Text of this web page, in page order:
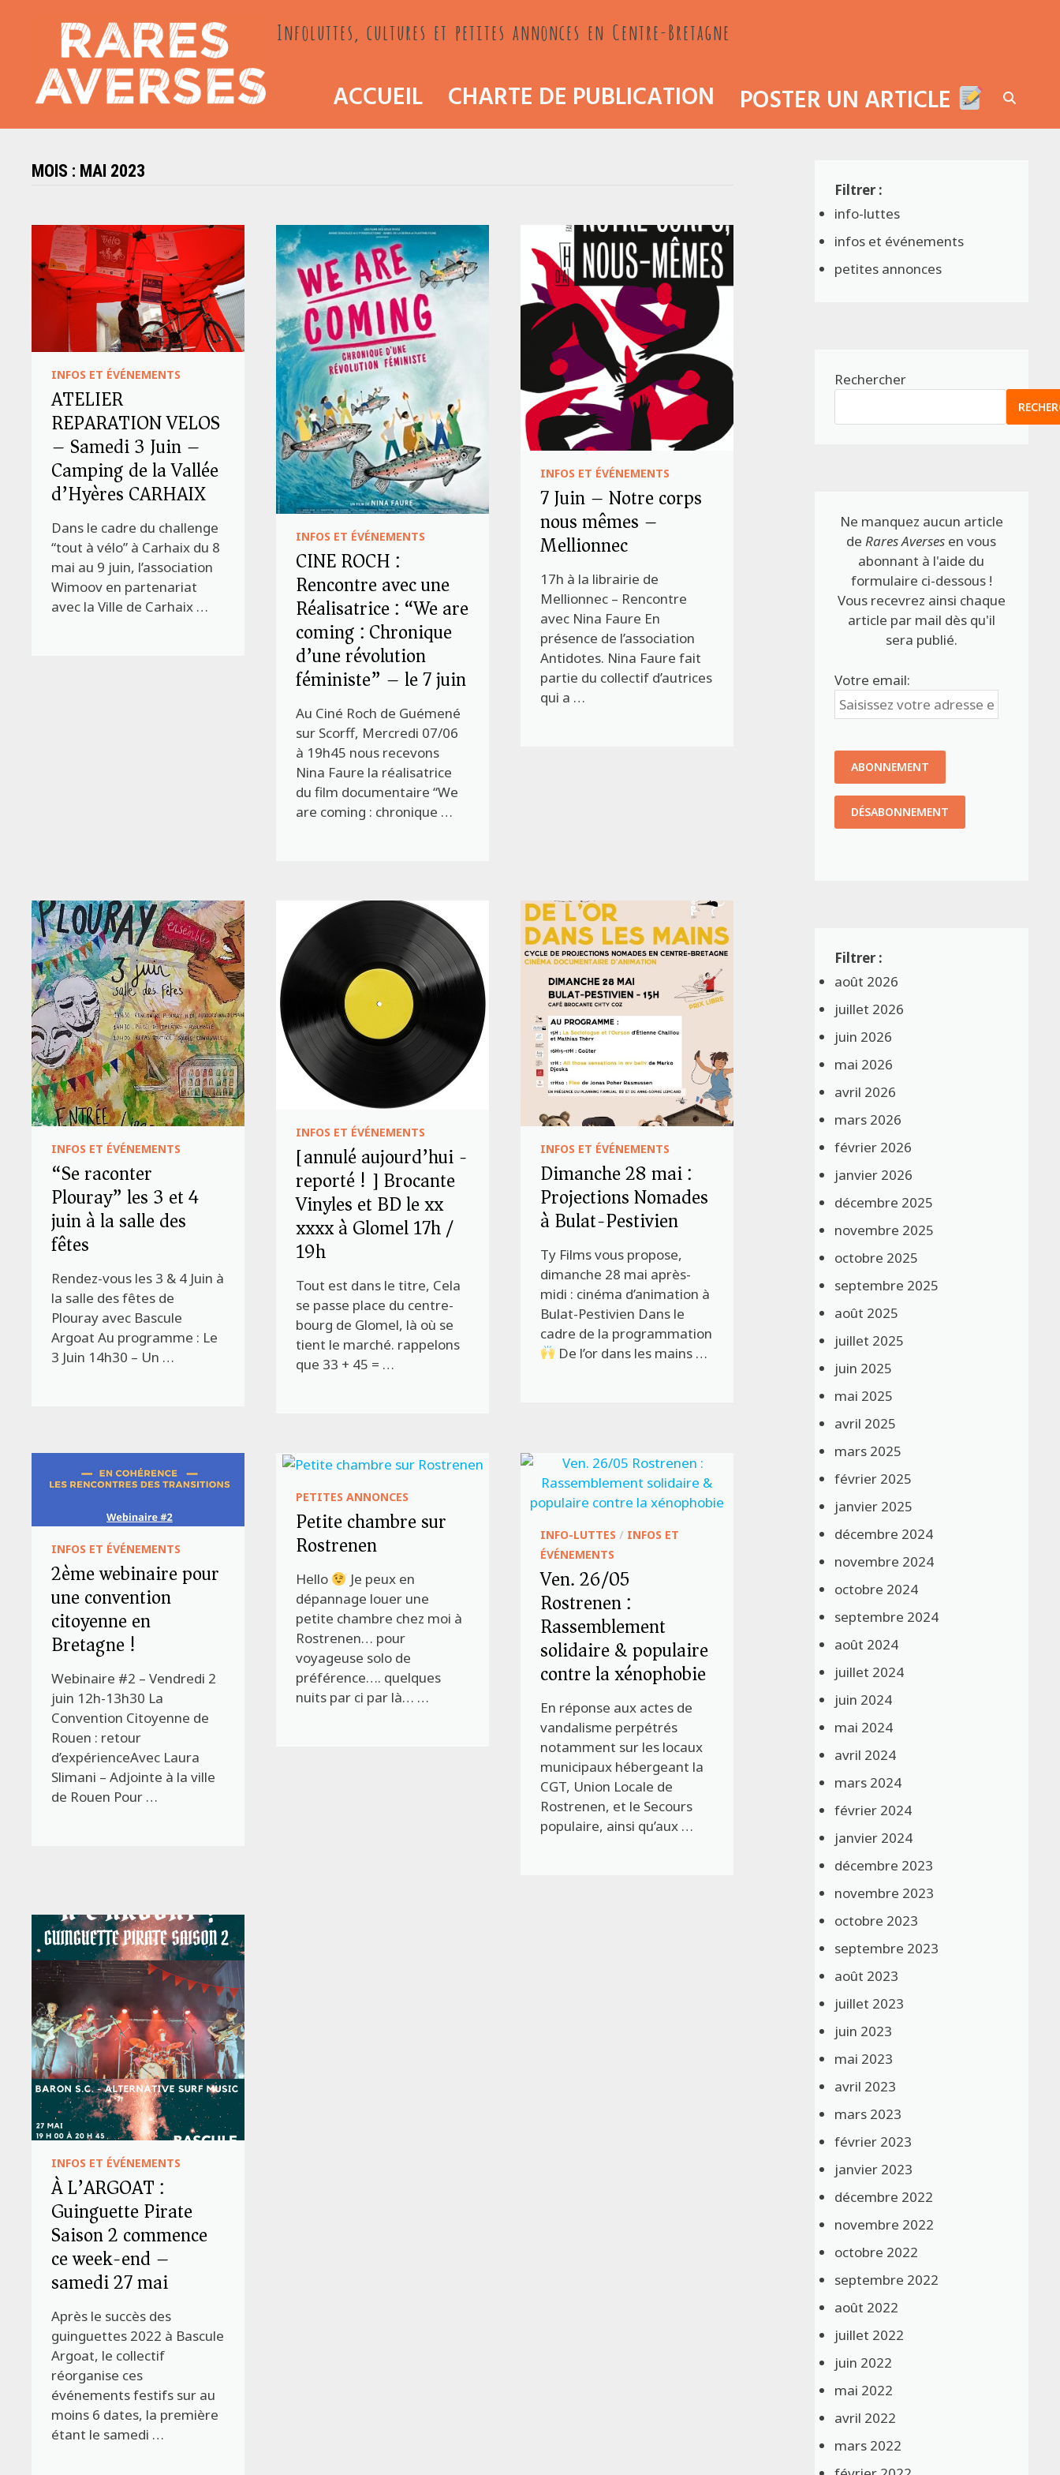
Infoluttes, cultures et petites annonces en Centre-Bretagne
ACCUEIL CHARTE DE PUBLICATION POSTER UN ARTICLE
MOIS : MAI 2023
INFOS ET ÉVÉNEMENTS
ATELIER
REPARATION VELOS
– Samedi 3 Juin –
Camping de la Vallée
d’Hyères CARHAIX
Dans le cadre du challenge
“tout à vélo” à Carhaix du 8
mai au 9 juin, l’association
Wimoov en partenariat
avec la Ville de Carhaix …
INFOS ET ÉVÉNEMENTS
CINE ROCH :
Rencontre avec une
Réalisatrice : “We are
coming : Chronique
d’une révolution
féministe” – le 7 juin
Au Ciné Roch de Guémené
sur Scorff, Mercredi 07/06
à 19h45 nous recevons
Nina Faure la réalisatrice
du film documentaire “We
are coming : chronique …
INFOS ET ÉVÉNEMENTS
7 Juin – Notre corps
nous mêmes –
Mellionnec
17h à la librairie de
Mellionnec – Rencontre
avec Nina Faure En
présence de l’association
Antidotes. Nina Faure fait
partie du collectif d’autrices
qui a …
INFOS ET ÉVÉNEMENTS
“Se raconter
Plouray” les 3 et 4
juin à la salle des
fêtes
Rendez-vous les 3 & 4 Juin à
la salle des fêtes de
Plouray avec Bascule
Argoat Au programme : Le
3 Juin 14h30 – Un …
INFOS ET ÉVÉNEMENTS
[annulé aujourd’hui -
reporté ! ] Brocante
Vinyles et BD le xx
xxxx à Glomel 17h /
19h
Tout est dans le titre, Cela
se passe place du centre-
bourg de Glomel, là où se
tient le marché. rappelons
que 33 + 45 = …
INFOS ET ÉVÉNEMENTS
Dimanche 28 mai :
Projections Nomades
à Bulat-Pestivien
Ty Films vous propose,
dimanche 28 mai après-
midi : cinéma d’animation à
Bulat-Pestivien Dans le
cadre de la programmation
De l’or dans les mains …
INFOS ET ÉVÉNEMENTS
2ème webinaire pour
une convention
citoyenne en
Bretagne !
Webinaire #2 – Vendredi 2
juin 12h-13h30 La
Convention Citoyenne de
Rouen : retour
d’expérienceAvec Laura
Slimani – Adjointe à la ville
de Rouen Pour …
PETITES ANNONCES
Petite chambre sur
Rostrenen
Hello
Je peux en
dépannage louer une
petite chambre chez moi à
Rostrenen… pour
voyageuse solo de
préférence…. quelques
nuits par ci par là… …
INFO-LUTTES / INFOS ET
ÉVÉNEMENTS
Ven. 26/05
Rostrenen :
Rassemblement
solidaire & populaire
contre la xénophobie
En réponse aux actes de
vandalisme perpétrés
notamment sur les locaux
municipaux hébergeant la
CGT, Union Locale de
Rostrenen, et le Secours
populaire, ainsi qu’aux …
INFOS ET ÉVÉNEMENTS
À L’ARGOAT :
Guinguette Pirate
Saison 2 commence
ce week-end –
samedi 27 mai
Après le succès des
guinguettes 2022 à Bascule
Argoat, le collectif
réorganise ces
événements festifs sur au
moins 6 dates, la première
étant le samedi …
info-luttes
infos et événements
petites annonces
Rechercher
Ne manquez aucun article
deRares Averses en vous
abonnant à l'aide du
formulaire ci-dessous !
Vous recevrez ainsi chaque
article par mail dès qu'il
sera publié.
Votre email:
août 2026
juillet 2026
juin 2026
mai 2026
avril 2026
mars 2026
février 2026
janvier 2026
décembre 2025
novembre 2025
octobre 2025
septembre 2025
août 2025
juillet 2025
juin 2025
mai 2025
avril 2025
mars 2025
février 2025
janvier 2025
décembre 2024
novembre 2024
octobre 2024
septembre 2024
août 2024
juillet 2024
juin 2024
mai 2024
avril 2024
mars 2024
février 2024
janvier 2024
décembre 2023
novembre 2023
octobre 2023
septembre 2023
août 2023
juillet 2023
juin 2023
mai 2023
avril 2023
mars 2023
février 2023
janvier 2023
décembre 2022
novembre 2022
octobre 2022
septembre 2022
août 2022
juillet 2022
juin 2022
mai 2022
avril 2022
mars 2022